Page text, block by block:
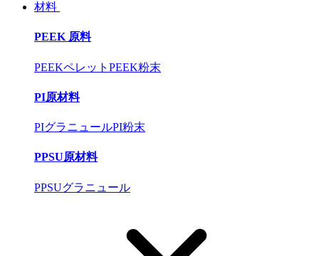
材料
PEEK 原料
PEEKペレット PEEK粉末
PI原材料
PIグラニュールPI粉末
PPSU原材料
PPSUグラニュール